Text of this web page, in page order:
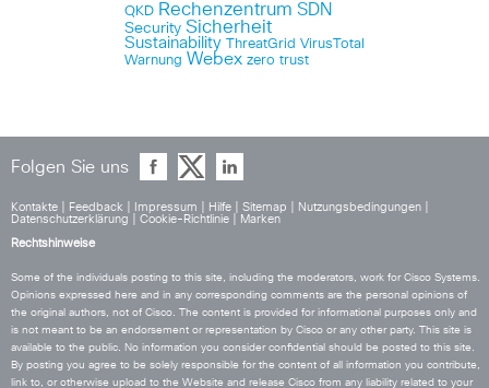
QKD Rechenzentrum SDN
Security Sicherheit
Sustainability ThreatGrid VirusTotal
Warnung Webex zero trust
Folgen Sie uns
Kontakte Feedback Impressum Hilfe Sitemap Nutzungsbedingungen
Datenschutzerklärung
Cookie-Richtlinie
Marken
Rechtshinweise
Some of the individuals posting to this site, including the moderators, work for Cisco Systems.
Opinions expressed here and in any corresponding comments are the personal opinions of
the original authors, not of Cisco. The content is provided for informational purposes only and
is not meant to be an endorsement or representation by Cisco or any other party. This site is
available to the public. No information you consider confidential should be posted to this site.
By posting you agree to be solely responsible for the content of all information you contribute,
link to, or otherwise upload to the Website and release Cisco from any liability related to your